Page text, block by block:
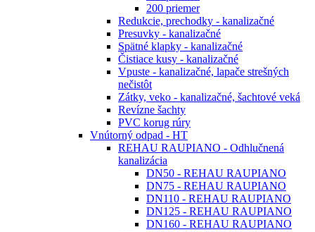
200 priemer
Redukcie, prechodky - kanalizačné
Presuvky - kanalizačné
Spätné klapky - kanalizačné
Čistiace kusy - kanalizačné
Vpuste - kanalizačné, lapače strešných
nečistôt
Zátky, veko - kanalizačné, šachtové veká
Revízne šachty
PVC korug rúry
Vnútorný odpad - HT
REHAU RAUPIANO - Odhlučnená
kanalizácia
DN50 - REHAU RAUPIANO
DN75 - REHAU RAUPIANO
DN110 - REHAU RAUPIANO
DN125 - REHAU RAUPIANO
DN160 - REHAU RAUPIANO